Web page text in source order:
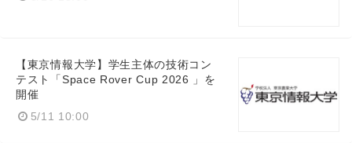
【東京情報大学】学生主体の技術コン
テスト「Space Rover Cup 2026 」を
開催
5/11 10:00